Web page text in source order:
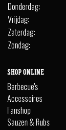
Donderdag:
Vrijdag:
Zaterdag:
Zondag:
SHOP ONLINE
Barbecue's
Accessoires
Fanshop
Sauzen & Rubs